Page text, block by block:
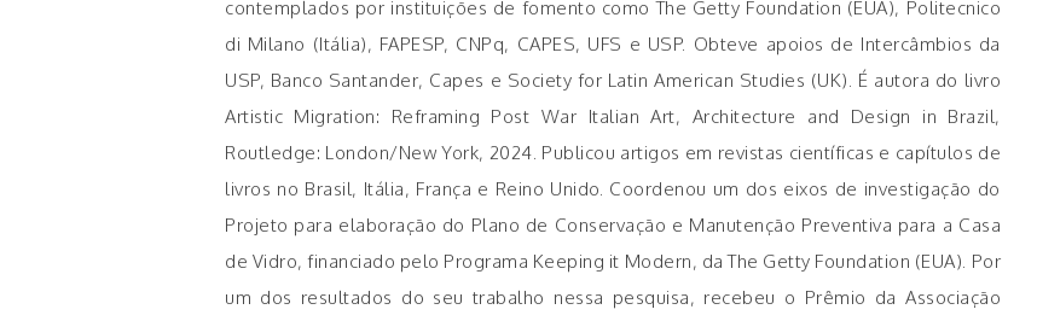
contemplados por instituições de fomento como The Getty Foundation (EUA), Politecnico
di Milano (Itália), FAPESP, CNPq, CAPES, UFS e USP. Obteve apoios de Intercâmbios da
USP, Banco Santander, Capes e Society for Latin American Studies (UK). É autora do livro
Artistic Migration: Reframing Post War Italian Art, Architecture and Design in Brazil,
Routledge: London/New York, 2024. Publicou artigos em revistas científicas e capítulos de
livros no Brasil, Itália, França e Reino Unido. Coordenou um dos eixos de investigação do
Projeto para elaboração do Plano de Conservação e Manutenção Preventiva para a Casa
de Vidro, financiado pelo Programa Keeping it Modern, da The Getty Foundation (EUA). Por
um dos resultados do seu trabalho nessa pesquisa, recebeu o Prêmio da Associação